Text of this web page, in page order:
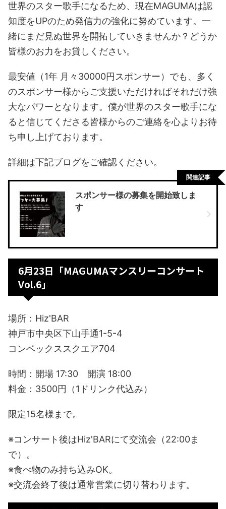
世界のスター歌手になるため、現在MAGUMAは認
知度をUPのため発信力の強化に努めています。一
緒にまだ見ぬ世界を開拓していきませんか？どうか
皆様のお力をお貸しください。
最安値（1年 月々30000円スポンサー）でも、多く
のスポンサー様からご支援いただければそれだけ強
大なパワーとなります。僕が世界のスター歌手にな
ると信じてくださる皆様からのご連絡を心よりお待
ち申し上げております。
詳細は下記ブログをご確認ください。
スポンサー様の募集を開始致しま
す
関連記事
6月23日「MAGUMAマンスリーコンサート
Vol.6」
場所：Hiz'BAR
神戸市中央区下山手通1-5-4
コンベックススクエア704
時間：開場 17:30 開演 18:00
料金：3500円（1ドリンク代込み）
限定15名様まで。
※コンサート後はHiz'BARにて交流会（22:00ま
で）。
※食べ物のみ持ち込みOK。
※交流会終了後は通常営業に切り替わります。